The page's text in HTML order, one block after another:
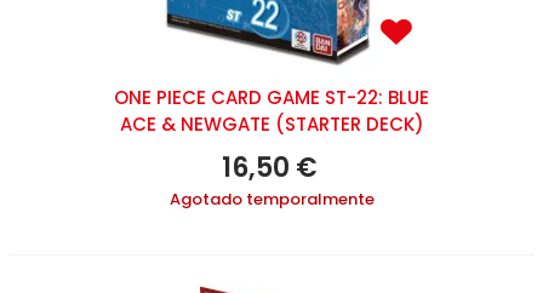
ONE PIECE CARD GAME ST-22: BLUE
ACE & NEWGATE (STARTER DECK)
16,50 €
Agotado temporalmente